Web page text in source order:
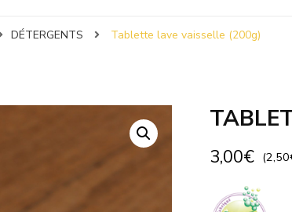
DÉTERGENTS Tablette lave vaisselle (200g)
3,00€ (2,50